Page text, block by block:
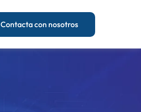
Contacta con nosotros